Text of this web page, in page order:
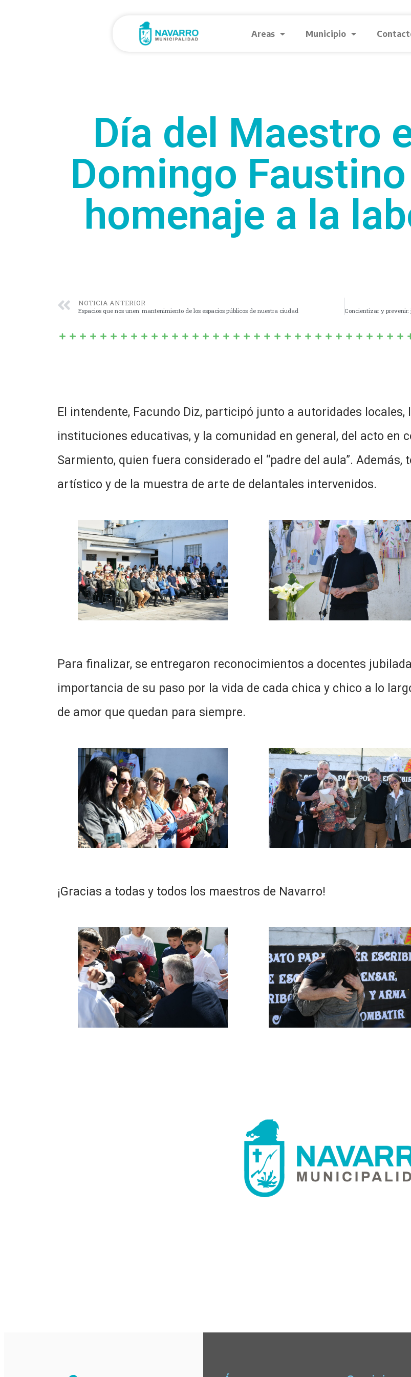
Areas Municipio
Día del Maestro
Domingo
homenaje a la
NOTICIA ANTERIOR
Espacios que nos unen: mantenimiento de los espacios públicos de nuestra ciudad
El intendente, Facundo Diz, participó junto a autoridades
instituciones educativas, y la comunidad en general, del acto en
Sarmiento, quien fuera considerado el “padre del aula”.
artístico y de la muestra de arte de delantales intervenidos.
Para finalizar, se entregaron reconocimientos a docentes
importancia de su paso por la vida de cada chica y chico a lo
de amor que quedan para siempre.
¡Gracias a todas y todos los maestros de Navarro!